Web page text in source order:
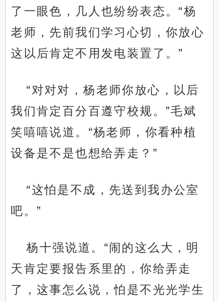
了一眼色，几人也纷纷表态。“杨
老师，先前我们学习心切，你放心
这以后肯定不用发电装置了。”
“对对对，杨老师你放心，以后
我们肯定百分百遵守校规。”毛斌
笑嘻嘻说道。“杨老师，你看种植
设备是不是也想给弄走？”
“这怕是不成，先送到我办公室
吧。”
杨十强说道。“闹的这么大，明
天肯定要报告系里的，你给弄走
了，这事怎么说，怕是不光光学生